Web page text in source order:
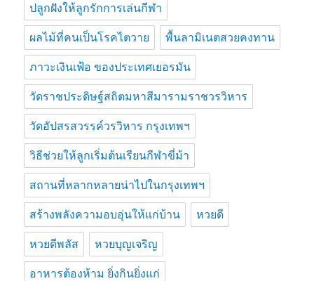
ปลูกฝังให้ลูกรักการเล่นกีฬา
ผลไม้ที่คนเป็นโรคไตวาย พื้นลามิเนตสวยคงทาน
ภาวะเงินเฟ้อ ของประเทศเยอรมัน
วัดราชประดิษฐ์สถิตมหาสีมารามราชวรวิหาร
วัดอัปสรสวรรค์วรวิหาร กรุงเทพฯ
วิธีช่วยให้ลูกเริ่มต้นเรียนกีฬาขี่ม้า
สถานที่หลากหลายน่าไปในกรุงเทพฯ
สร้างพลังความอบอุ่นให้แก่บ้าน หวยดี
หวยดีพลัส หวยบุญเจริญ
อาหารต้องห้าม ยิ่งกินยิ่งแก่